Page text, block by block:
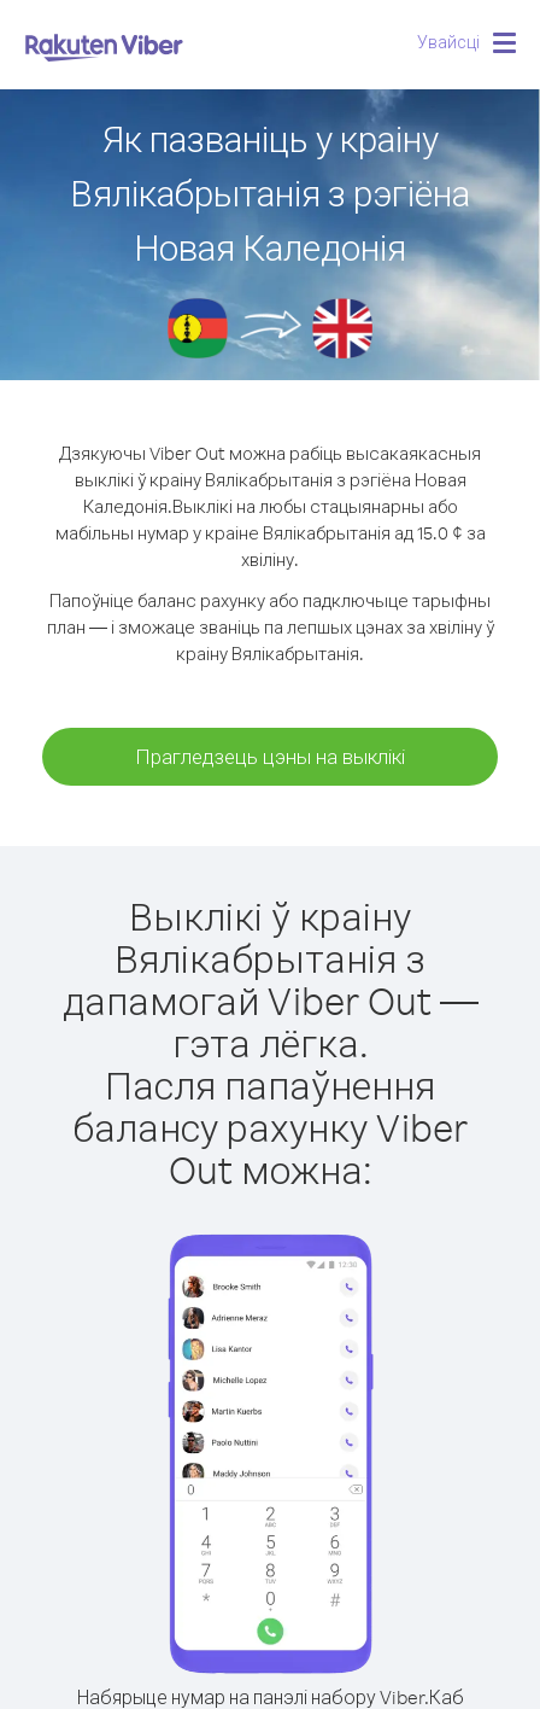
Увайсці
Як пазваніць у краіну
Вялікабрытанія з рэгіёна
Новая Каледонія
Дзякуючы Viber Out можна рабіць высакаякасныя
выклікі ў краіну Вялікабрытанія з рэгіёна Новая
Каледонія.Выклікі на любы стацыянарны або
мабільны нумар у краіне Вялікабрытанія ад 15.0 ¢ за
хвіліну.
Папоўніце баланс рахунку або падключыце тарыфны
план — і зможаце званіць па лепшых цэнах за хвіліну ў
краіну Вялікабрытанія.
Прагледзець цэны на выклікі
Выклікі ў краіну
Вялікабрытанія з
дапамогай Viber Out —
гэта лёгка.
Пасля папаўнення
балансу рахунку Viber
Out можна:
Набярыце нумар на панэлі набору Viber.Каб